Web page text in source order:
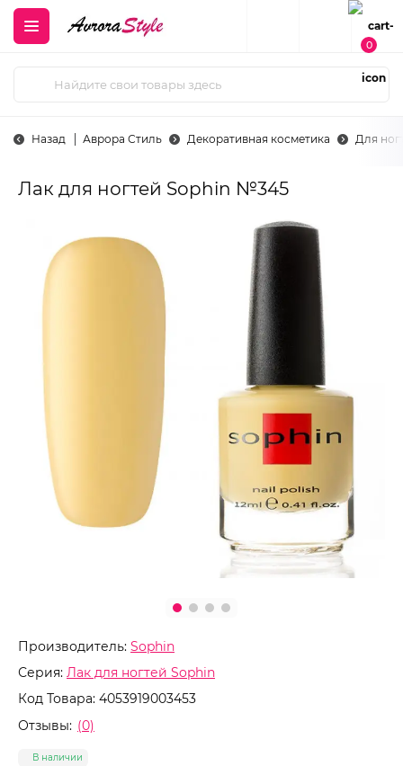
0
Назад Аврора Стиль Декоративная косметика Для
Лак для ногтей Sophin №345
Производитель: Sophin
Серия: Лак для ногтей Sophin
Код Товара: 4053919003453
Отзывы: (0)
В наличии